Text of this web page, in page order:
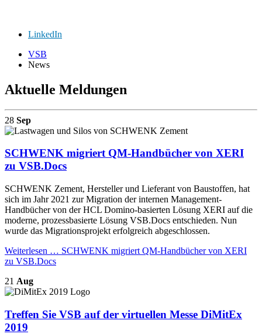
LinkedIn
VSB
News
Aktuelle Meldungen
28 Sep
SCHWENK migriert QM-Handbücher von XERI
zu VSB.Docs
SCHWENK Zement, Hersteller und Lieferant von Baustoffen, hat
sich im Jahr 2021 zur Migration der internen Management-
Handbücher von der HCL Domino-basierten Lösung XERI auf die
moderne, prozessbasierte Lösung VSB.Docs entschieden. Nun
wurde das Migrationsprojekt erfolgreich abgeschlossen.
Weiterlesen … SCHWENK migriert QM-Handbücher von XERI
zu VSB.Docs
21 Aug
Treffen Sie VSB auf der virtuellen Messe DiMitEx
2019